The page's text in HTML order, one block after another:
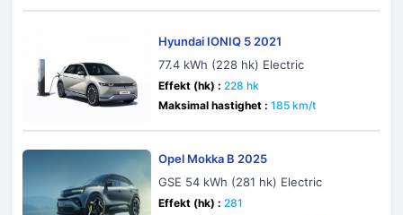
Hyundai IONIQ 5 2021
77.4 kWh (228 hk) Electric
Effekt (hk) : 228 hk
Maksimal hastighet : 185 km/t
Opel Mokka B 2025
GSE 54 kWh (281 hk) Electric
Effekt (hk) : 281